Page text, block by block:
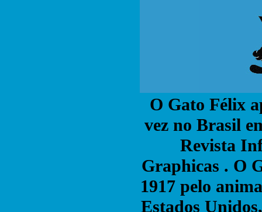
O Gato Félix
vez no Brasil
Revista
Graphicas . O
1917 pelo
Estados